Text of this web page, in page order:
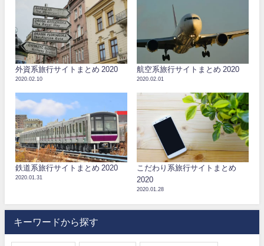
外資系旅行サイトまとめ 2020
2020.02.10
航空系旅行サイトまとめ 2020
2020.02.01
鉄道系旅行サイトまとめ 2020
2020.01.31
こだわり系旅行サイトまとめ
2020
2020.01.28
キーワードから探す